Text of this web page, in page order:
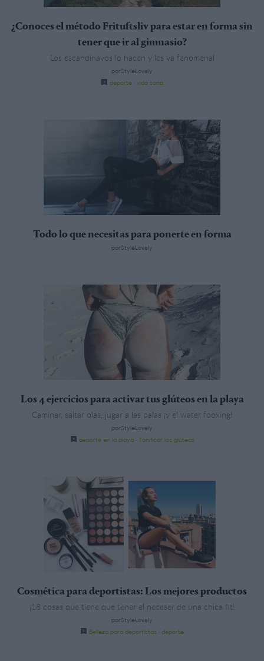
¿Conoces el método Frituftsliv para estar en forma sin
tener que ir al gimnasio?
Los escandinavos lo hacen y les va fenomenal
porStyleLovely
deporte vida sana
Todo lo que necesitas para ponerte en forma
porStyleLovely
Los 4 ejercicios para activar tus glúteos en la playa
Caminar, saltar olas, jugar a las palas ¡y el water fooxing!
porStyleLovely
deporte en la playa· Tonificar los glúteos
Cosmética para deportistas: Los mejores productos
¡18 cosas que tiene que tener el neceser de una chica fit!
porStyleLovely
Belleza para deportistas
deporte